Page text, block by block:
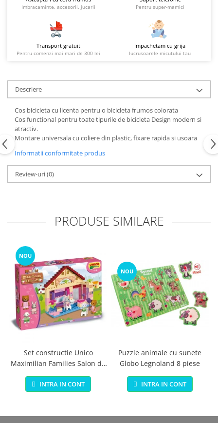
Imbracaminte, accesorii, jucarii Pentru super-mamici
Transport gratuit
Pentru comenzi mai mari de 300 lei
Impachetam cu grija
lucrusoarele micutului tau
Descriere
Cos bicicleta cu licenta pentru o bicicleta frumos colorata
Cos functional pentru toate tipurile de bicicleta Design modern si
atractiv.
Montare universala cu coliere din plastic, fixare rapida si usoara
Informatii conformitate produs
Review-uri(0)
PRODUSE SIMILARE
NOU
Set constructie Unico
Maximilian Families Salon de
infrumusetare 80 piese
INTRA IN CONT
NOU
Puzzle animale cu sunete
Globo Legnoland 8 piese
INTRA IN CONT